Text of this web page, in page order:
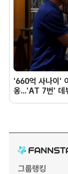
'660억 사나이'
옹...'AT 7번' 데
그룹랭킹